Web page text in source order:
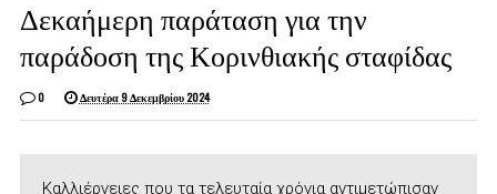
Δεκαήμερη παράταση για την
παράδοση της Κορινθιακής σταφίδας
0 Δευτέρα 9 Δεκεμβρίου 2024
Καλλιέργειες που τα τελευταία χρόνια αντιμετώπισαν